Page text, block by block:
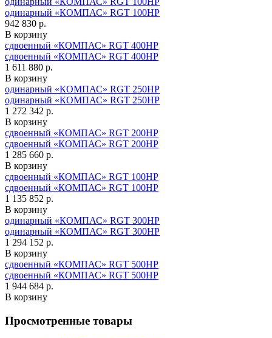
одинарный «КОМПАС» RGT 100HP
942 830 р.
В корзину
сдвоенный «КОМПАС» RGT 400HP
сдвоенный «КОМПАС» RGT 400HP
1 611 880 р.
В корзину
одинарный «КОМПАС» RGT 250HP
одинарный «КОМПАС» RGT 250HP
1 272 342 р.
В корзину
сдвоенный «КОМПАС» RGT 200HP
сдвоенный «КОМПАС» RGT 200HP
1 285 660 р.
В корзину
сдвоенный «КОМПАС» RGT 100HP
сдвоенный «КОМПАС» RGT 100HP
1 135 852 р.
В корзину
одинарный «КОМПАС» RGT 300HP
одинарный «КОМПАС» RGT 300HP
1 294 152 р.
В корзину
сдвоенный «КОМПАС» RGT 500HP
сдвоенный «КОМПАС» RGT 500HP
1 944 684 р.
В корзину
Просмотренные товары